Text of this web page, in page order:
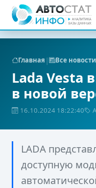
Главная | Все новости
Lada Vesta
в новой
16.10.2024 18:22:40
LADA
доступную